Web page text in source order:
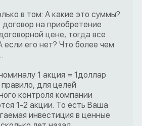
в том: А какие это суммы?
договор на приобретение
цене, тогда все
если его нет? Что более чем
1 акция = 1доллар
для целей
контроля компании
1-2 акции. То есть Ваша
инвестиция в ценные